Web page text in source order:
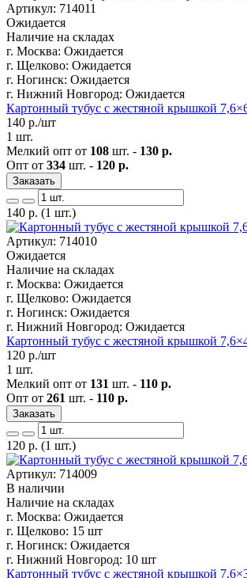
Артикул: 714011
Ожидается
Наличие на складах
г. Москва: Ожидается
г. Щелково: Ожидается
г. Ногинск: Ожидается
г. Нижний Новгород: Ожидается
Картонный тубус с жестяной крышкой
140 р./шт
1 шт.
Мелкий опт от 108 шт. - 130 р.
Опт от 334 шт. - 120 р.
Заказать
140 р. (1 шт.)
Артикул: 714010
Ожидается
Наличие на складах
г. Москва: Ожидается
г. Щелково: Ожидается
г. Ногинск: Ожидается
г. Нижний Новгород: Ожидается
Картонный тубус с жестяной крышкой
120 р./шт
1 шт.
Мелкий опт от 131 шт. - 110 р.
Опт от 261 шт. - 110 р.
Заказать
120 р. (1 шт.)
Артикул: 714009
В наличии
Наличие на складах
г. Москва: Ожидается
г. Щелково: 15 шт
г. Ногинск: Ожидается
г. Нижний Новгород: 10 шт
Картонный тубус с жестяной крышкой